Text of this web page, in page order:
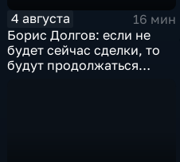
4 августа
16 мин
Борис Долгов: если не
будет сейчас сделки, то
будут продолжаться